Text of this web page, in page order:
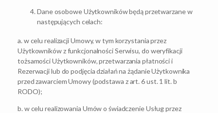
Dane osobowe Użytkowników będą przetwarzane w
następujących celach:
a. w celu realizacji Umowy, w tym korzystania przez
Użytkowników z funkcjonalności Serwisu, do weryfikacji
tożsamości Użytkowników, przetwarzania płatności i
Rezerwacji lub do podjęcia działań na żądanie Użytkownika
przed zawarciem Umowy (podstawa z art. 6 ust. 1 lit. b
RODO);
b. w celu realizowania Umów o świadczenie Usług przez